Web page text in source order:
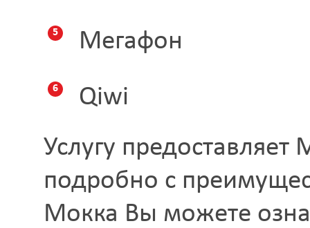
Мегафон
Qiwi
Услугу
подробно с
Мокка Вы можете